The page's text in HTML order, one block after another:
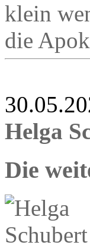
klein
die
Helga
Die